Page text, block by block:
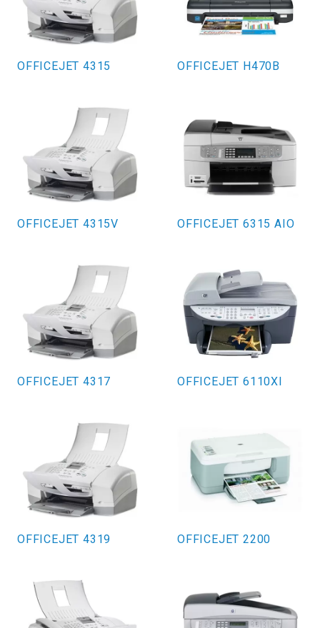
OFFICEJET 4315
OFFICEJET 4315V
OFFICEJET 4317
OFFICEJET 4319
OFFICEJET H470B
OFFICEJET 6315 AIO
OFFICEJET 6110XI
OFFICEJET 2200